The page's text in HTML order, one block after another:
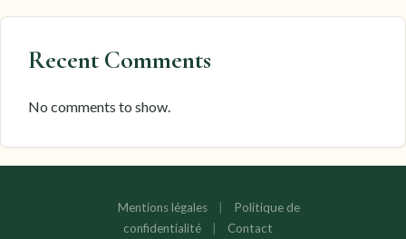
Recent Comments
No comments to show.
Mentions légales
Politique de
confidentialité
Contact